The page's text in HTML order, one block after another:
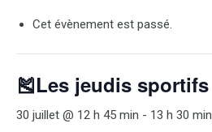
Cet évènement est passé.
🎽Les jeudis sportifs
30 juillet @ 12 h 45 min - 13 h 30 min